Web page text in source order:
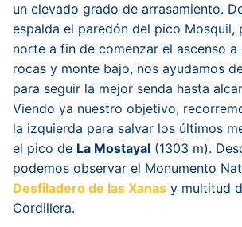
un elevado grado de arrasamiento.
espalda el paredón del pico Mosquil,
norte a fin de comenzar el ascenso a
rocas y monte bajo, nos ayudamos
para seguir la mejor senda hasta
Viendo ya nuestro objetivo,
la izquierda para salvar los últimos
el pico de La Mostayal (1303 m).
podemos observar el Monumento
Desfiladero de las Xanas y multitud
Cordillera.